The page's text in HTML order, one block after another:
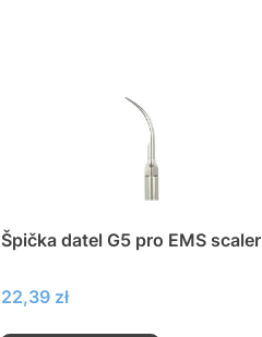
Špička datel G5 pro EMS scaler
Cena
22,39 zł